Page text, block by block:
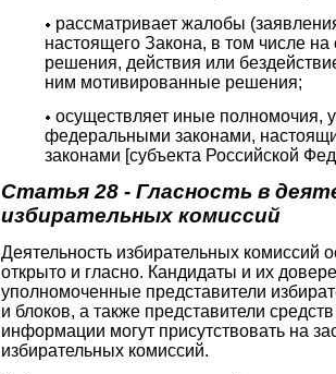
рассматривает жалобы
настоящего Закона, в том числе
решения, действия или
ним мотивированные решения;
осуществляет иные полномочия,
федеральными законами,
законами [субъекта Российской
Статья 28 - Гласность в
избирательных комиссий
Деятельность избирательных комиссий
открыто и гласно. Кандидаты и их
уполномоченные представители
и блоков, а также представители
информации могут присутствовать на
избирательных комиссий.